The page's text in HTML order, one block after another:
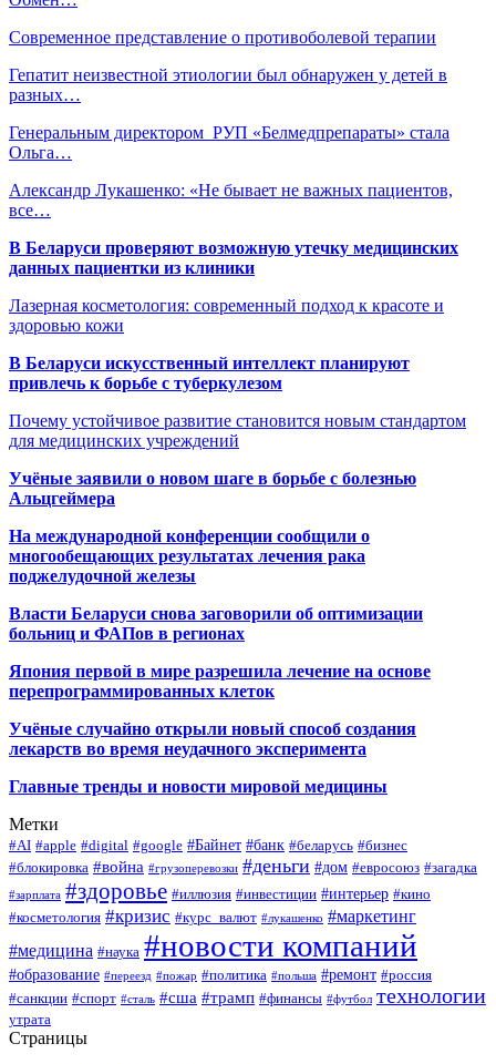
Современное представление о противоболевой терапии
Гепатит неизвестной этиологии был обнаружен у детей в
разных…
Генеральным директором РУП «Белмедпрепараты» стала
Ольга…
Александр Лукашенко: «Не бывает не важных пациентов,
все…
В Беларуси проверяют возможную утечку медицинских
данных пациентки из клиники
Лазерная косметология: современный подход к красоте и
здоровью кожи
В Беларуси искусственный интеллект планируют
привлечь к борьбе с туберкулезом
Почему устойчивое развитие становится новым стандартом
для медицинских учреждений
Учёные заявили о новом шаге в борьбе с болезнью
Альцгеймера
На международной конференции сообщили о
многообещающих результатах лечения рака
поджелудочной железы
Власти Беларуси снова заговорили об оптимизации
больниц и ФАПов в регионах
Япония первой в мире разрешила лечение на основе
перепрограммированных клеток
Учёные случайно открыли новый способ создания
лекарств во время неудачного эксперимента
Главные тренды и новости мировой медицины
Метки
#AI #apple #digital #google #Байнет #банк #беларусь #бизнес
#блокировка #война #грузоперевозки #деньги #дом #евросоюз #загадка
#зарплата #здоровье #иллюзия #инвестиции #интерьер #кино
#косметология #кризис #курс_валют #лукашенко #маркетинг
#медицина #наука #новости компаний
#образование #переезд #пожар #политика #польша #ремонт #россия
#санкции #спорт #сталь #сша #трамп #финансы #футбол технологии
утрата
Страницы